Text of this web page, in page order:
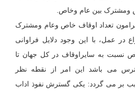
ومشترک بین عام وخاص.
تعداد اوقاف خاص وعام ومشترک
در عمل، با این وجود دلایل فراوانی
نسبت به سایراوقاف در کل جهان تا
می باشد این امر از نقطه نظر
بر می گردد: یکی گسترش نفوذ اداب